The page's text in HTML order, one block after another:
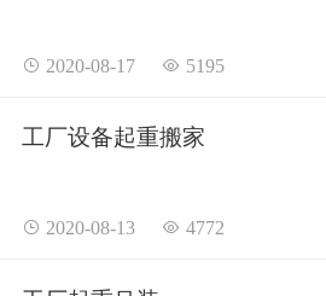
 2020-08-17  5195
工厂设备起重搬家
 2020-08-13  4772